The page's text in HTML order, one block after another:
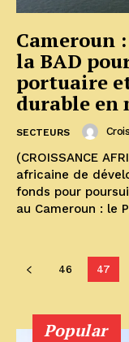
Cameroun
la BAD
portuaire
durable
SECTEURS
(CROISSANCE
africaine de
fonds pour
au Cameroun : le
46 47
Popular